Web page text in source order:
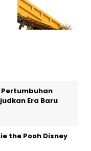
Era Baru
the Pooh Disney